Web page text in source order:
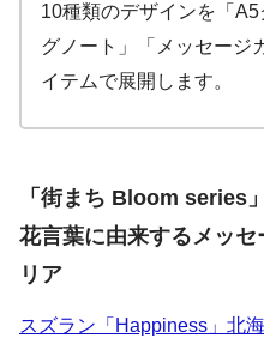
10種類のデザインを「
グノート」「メッセージ
イテムで展開します。
「街まち Bloom series
花言葉に由来するメッ
リア
スズラン「Happiness」北